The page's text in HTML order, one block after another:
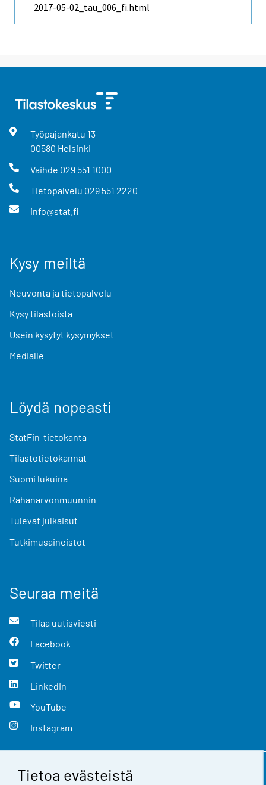
Tietoa evästeistä
2017-05-02_tau_006_fi.html
Työpajankatu 13
00580 Helsinki
Vaihde 029 551 1000
Tietopalvelu 029 551 2220
info@stat.fi
Kysy meiltä
Neuvonta ja tietopalvelu
Kysy tilastoista
Usein kysytyt kysymykset
Medialle
Löydä nopeasti
StatFin-tietokanta
Tilastotietokannat
Suomi lukuina
Rahanarvonmuunnin
Tulevat julkaisut
Tutkimusaineistot
Seuraa meitä
Tilaa uutisviesti
Facebook
Twitter
LinkedIn
YouTube
Instagram
Yhteystiedot